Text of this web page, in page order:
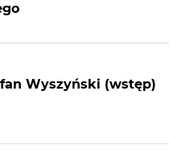
Wyszyński (wstęp)